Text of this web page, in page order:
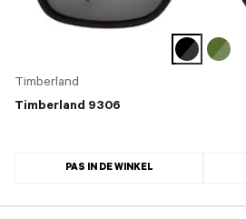
Timberland
Timberland 9306
PAS IN DE WINKEL